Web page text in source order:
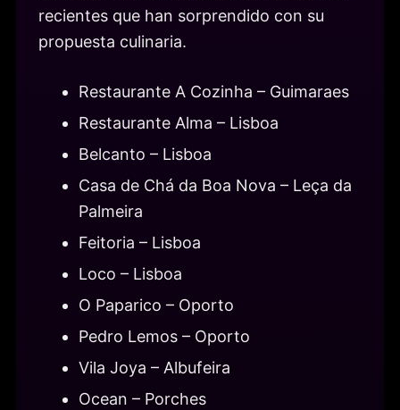
recientes que han sorprendido con su
propuesta culinaria.
Restaurante A Cozinha – Guimaraes
Restaurante Alma – Lisboa
Belcanto – Lisboa
Casa de Chá da Boa Nova – Leça da
Palmeira
Feitoria – Lisboa
Loco – Lisboa
O Paparico – Oporto
Pedro Lemos – Oporto
Vila Joya – Albufeira
Ocean – Porches